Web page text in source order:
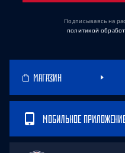
Подписываясь на
политикой
МАГАЗИН
МОБИЛЬНОЕ